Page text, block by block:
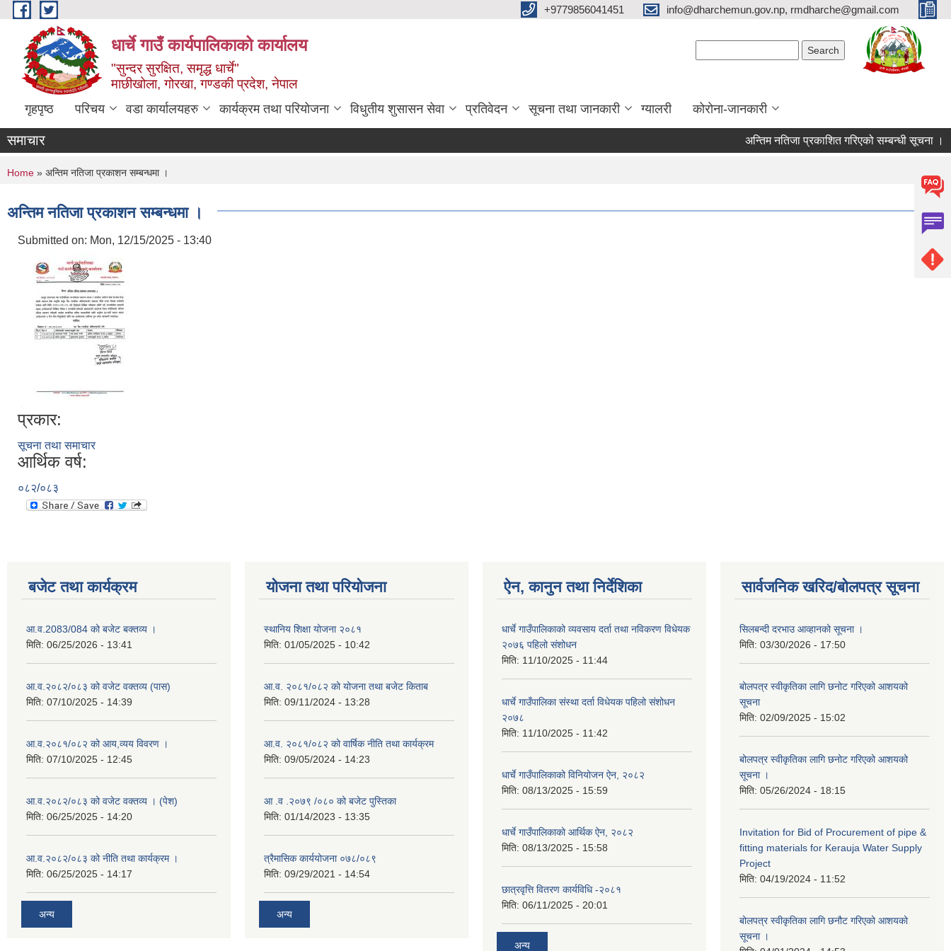
Skip to main content +9779856041451 info@dharchemun.gov.np, rmdharche@gmail.com
धार्चे गाउँ कार्यपालिकाको कार्यालय
"सुन्दर सुरक्षित, समृद्ध धार्चे"
माछीखोला, गोरखा, गण्डकी प्रदेश, नेपाल
गृहपृष्ठ परिचय वडा कार्यालयहरु कार्यक्रम तथा परियोजना विधुतीय शुसासन सेवा प्रतिवेदन सूचना तथा जानकारी ग्यालरी कोरोना-जानकारी
समाचार अन्तिम नतिजा प्रकाशित गरिएको सम्बन्धी सूचना ।
You are here
Home » अन्तिम नतिजा प्रकाशन सम्बन्धमा ।
अन्तिम नतिजा प्रकाशन सम्बन्धमा ।
Submitted on: Mon, 12/15/2025 - 13:40
प्रकार:
सूचना तथा समाचार
आर्थिक वर्ष:
०८२/०८३
बजेट तथा कार्यक्रम
आ.व.2083/084 को बजेट बक्तव्य ।
मिति: 06/25/2026 - 13:41
आ.व.२०८२/०८३ को वजेट वक्तव्य (पास)
मिति: 07/10/2025 - 14:39
आ.व.२०८१/०८२ को आय,व्यय विवरण ।
मिति: 07/10/2025 - 12:45
आ.व.२०८२/०८३ को वजेट वक्तव्य । (पेश)
मिति: 06/25/2025 - 14:20
आ.व.२०८२/०८३ को नीति तथा कार्यक्रम ।
मिति: 06/25/2025 - 14:17
अन्य
योजना तथा परियोजना
स्थानिय शिक्षा योजना २०८१
मिति: 01/05/2025 - 10:42
आ.व. २०८१/०८२ को योजना तथा बजेट किताब
मिति: 09/11/2024 - 13:28
आ.व. २०८१/०८२ को वार्षिक नीति तथा कार्यक्रम
मिति: 09/05/2024 - 14:23
आ .व .२०७९ /०८० को बजेट पुस्तिका
मिति: 01/14/2023 - 13:35
त्रैमासिक कार्ययोजना ०७८/०८९
मिति: 09/29/2021 - 14:54
अन्य
ऐन, कानुन तथा निर्देशिका
धार्चे गाउँपालिकाको व्यवसाय दर्ता तथा नविकरण विधेयक
२०७६ पहिलो संशोधन
मिति: 11/10/2025 - 11:44
धार्चे गाउँपालिका संस्था दर्ता विधेयक पहिलो संशोधन
२०७८
मिति: 11/10/2025 - 11:42
धार्चे गाउँपालिकाको विनियोजन ऐन, २०८२
मिति: 08/13/2025 - 15:59
धार्चे गाउँपालिकाको आर्थिक ऐन, २०८२
मिति: 08/13/2025 - 15:58
छात्रवृत्ति वितरण कार्यविधि -२०८१
मिति: 06/11/2025 - 20:01
अन्य
सार्वजनिक खरिद/बोलपत्र सूचना
सिलबन्दी दरभाउ आव्हानको सूचना ।
मिति: 03/30/2026 - 17:50
बोलपत्र स्वीकृतिका लागि छनोट गरिएको आशयको
सूचना
मिति: 02/09/2025 - 15:02
बोलपत्र स्वीकृतिका लागि छनोट गरिएको आशयको
सूचना ।
मिति: 05/26/2024 - 18:15
Invitation for Bid of Procurement of pipe &
fitting materials for Kerauja Water Supply
Project
मिति: 04/19/2024 - 11:52
बोलपत्र स्वीकृतिका लागि छनौट गरिएको आशयको
सूचना ।